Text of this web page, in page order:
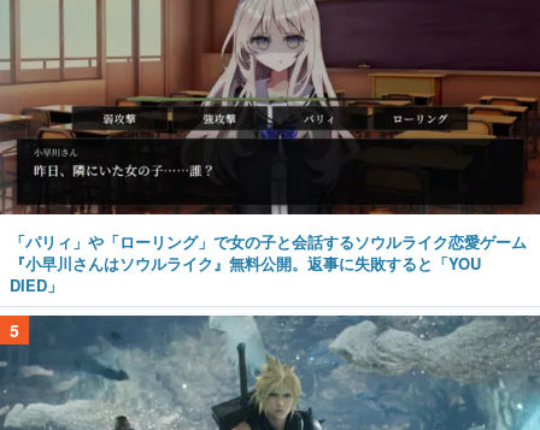
「パリィ」や「ローリング」で女の子と会話するソウルライク恋愛ゲーム
『小早川さんはソウルライク』無料公開。返事に失敗すると「YOU
DIED」
5